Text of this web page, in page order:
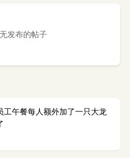
发布的帖子
工午餐每人额外加了一只大龙